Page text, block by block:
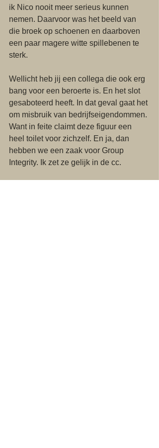
ik Nico nooit meer serieus kunnen
nemen. Daarvoor was het beeld van
die broek op schoenen en daarboven
een paar magere witte spillebenen te
sterk.
Wellicht heb jij een collega die ook erg
bang voor een beroerte is. En het slot
gesaboteerd heeft. In dat geval gaat het
om misbruik van bedrijfseigendommen.
Want in feite claimt deze figuur een
heel toilet voor zichzelf. En ja, dan
hebben we een zaak voor Group
Integrity. Ik zet ze gelijk in de cc.